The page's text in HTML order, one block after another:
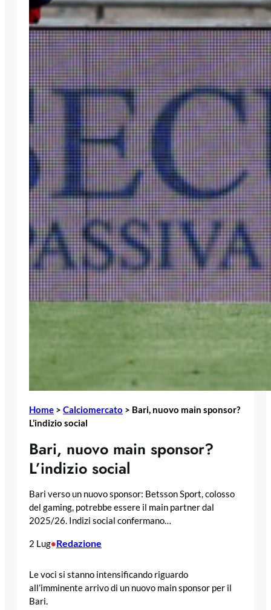
Home > Calciomercato > Bari, nuovo main sponsor?
L’indizio social
Bari, nuovo main sponsor?
L’indizio social
Bari verso un nuovo sponsor: Betsson Sport, colosso
del gaming, potrebbe essere il main partner dal
2025/26. Indizi social confermano…
2 Lug•Redazione
Le voci si stanno intensificando riguardo
all’imminente arrivo di un nuovo main sponsor per il
Bari.